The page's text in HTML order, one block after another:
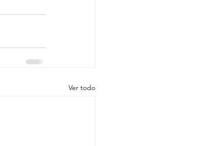
Ver todo